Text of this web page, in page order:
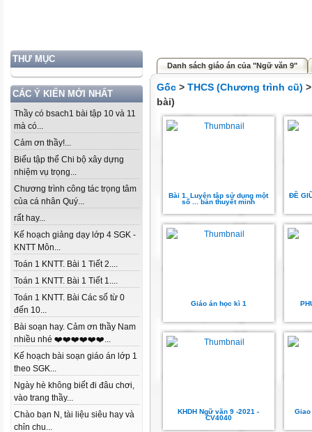
THƯ MỤC
CÁC Ý KIẾN MỚI NHẤT
Thầy có bsach1 bài tập 10 và 11
mà có...
Cảm ơn thầy!...
Biểu tập thể Chi bộ xây dựng
nhiệm vụ trọng...
Chương trình công tác trọng tâm
của cá nhân Quý...
rất hay...
Kế hoạch giảng dạy lớp 4 SGK -
KNTT Môn...
Toán 1 KNTT. Bài 1 Tiết 2....
Toán 1 KNTT. Bài 1 Tiết 1....
Toán 1 KNTT. Bài Các số từ 0
đến 10...
Bài soạn hay. Cảm ơn thầy Nam
nhiều nhé ❤️❤️❤️❤️❤️❤️...
Kế hoạch bài soạn giáo án lớp 1
theo SGK...
Ngày hè không biết đi đâu chơi,
vào trang thầy...
Chào bạn N, tài liệu siêu hay và
chỉn chu...
Danh sách giáo án của "Ngữ văn 9"
Gốc > THCS (Chương trình cũ)
bài)
Bài 1. Luyện tập sử dụng một
số ... bản thuyết minh
ĐỀ
Giáo án học kì 1
KHDH Ngữ văn 9 -2021 -
CV4040
Giao